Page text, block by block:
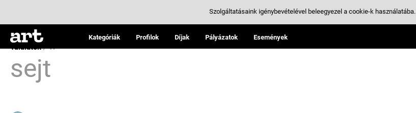
Kategóriák Profilok Díjak Pályázatok Események
Találatok/ 1:
sejt
Szolgáltatásaink igénybevételével beleegyezel a cookie-k használatába.